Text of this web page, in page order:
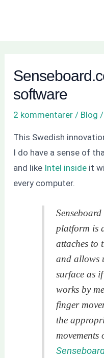
software
2 kommentarer / Blog /
This Swedish
I do have a sense of
and like Intel inside it
every computer.
platform is
attaches to
and allows
surface as
works by
finger
the
movements